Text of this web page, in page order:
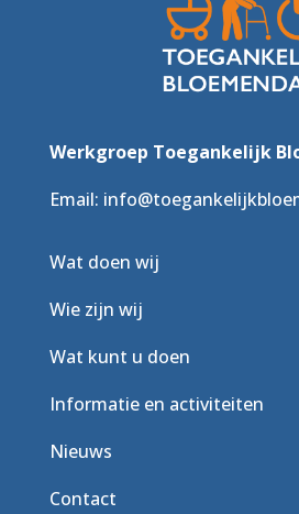
Werkgroep Toegankelijk
Email:
Wat doen wij
Wie zijn wij
Wat kunt u doen
Informatie en activiteiten
Nieuws
Contact